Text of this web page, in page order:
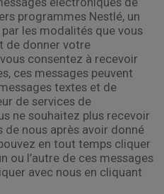
programmes Nestlé, un
les modalités que vous
de donner votre
consentez à recevoir
ces messages peuvent
textes et de
de services de
ne souhaitez plus recevoir
nous après avoir donné
en tout temps cliquer
ou l’autre de ces messages
avec nous en cliquant